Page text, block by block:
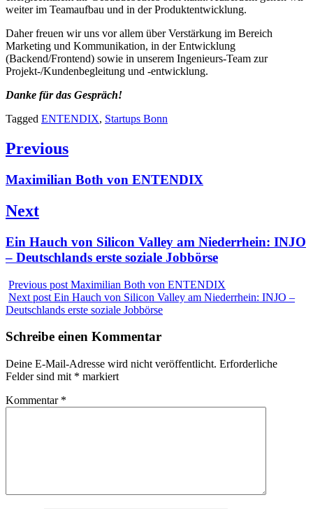
weiter im Teamaufbau und in der Produktentwicklung.
Daher freuen wir uns vor allem über Verstärkung im Bereich
Marketing und Kommunikation, in der Entwicklung
(Backend/Frontend) sowie in unserem Ingenieurs-Team zur
Projekt-/Kundenbegleitung und -entwicklung.
Danke für das Gespräch!
Tagged ENTENDIX, Startups Bonn
Beitragsnavigation
Previous
Previous
Maximilian Both von ENTENDIX
Next
Next
post:
Ein Hauch von Silicon Valley am Niederrhein: INJO
– Deutschlands erste soziale Jobbörse
Previous post Maximilian Both von ENTENDIX
Next post Ein Hauch von Silicon Valley am Niederrhein: INJO –
Deutschlands erste soziale Jobbörse
Schreibe einen Kommentar
Deine E-Mail-Adresse wird nicht veröffentlicht. Erforderliche
Felder sind mit * markiert
Kommentar *